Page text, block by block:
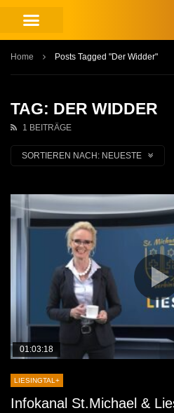
Home Posts Tagged "Der Widder"
TAG: DER WIDDER
1 BEITRÄGE
SORTIEREN NACH: NEUESTE
01:03:18
LIESINGTAL+
Infokanal St.Michael &